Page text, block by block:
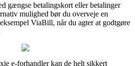
gængse betalingskort eller betalinger
mulighed bør du overveje en
ViaBill, når du agter at godtgøre
e-forhandler kan de helt sikkert